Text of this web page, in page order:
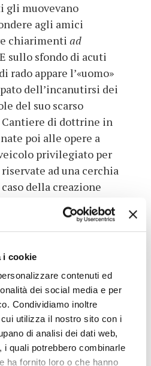
i cookie
contenuti ed
dei social media e per
Condividiamo inoltre
utilizza il nostro sito con i
di analisi dei dati web,
i quali potrebbero combinarle
ha fornito loro o che hanno
gli muovevano
agli amici
chiarimenti ad
sullo sfondo di acuti
rado appare l’«uomo»
dell’incanutirsi dei
del suo scarso
Cantiere di dottrine in
poi alle opere a
privilegiato per
ad una cerchia
della creazione
l’epistolario è un
l’impatto che
sullaRépublique des
critica di grande
e, soprattutto,
un’immagine
di Descartes, in
ad interpretazioni
che